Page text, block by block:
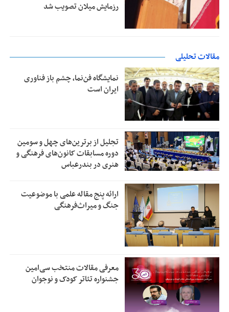
رزمایش میلان تصویب شد
مقالات تحلیلی
نمایشگاه فن‌نما، چشم باز فناوری
ایران است
تجلیل از بر‌ترین‌های چهل و سومین
دوره مسابقات کانون‌های فرهنگی و
هنری در بندرعباس
ارائه پنج مقاله علمی با موضوعیت
جنگ و میراث‌فرهنگی
معرفی مقالات منتخب سی‌امین
جشنواره تئاتر کودک و نوجوان